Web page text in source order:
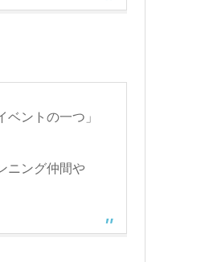
ントの一つ」
ニング仲間や